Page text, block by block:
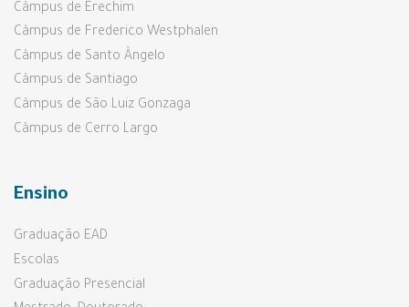
Câmpus de Erechim
Câmpus de Frederico Westphalen
Câmpus de Santo Ângelo
Câmpus de Santiago
Câmpus de São Luiz Gonzaga
Câmpus de Cerro Largo
Ensino
Graduação EAD
Escolas
Graduação Presencial